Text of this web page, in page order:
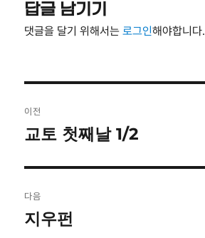
답글 남기기
댓글을 달기 위해서는로그인해야합니다.
탐
이전
이
글:
교토 첫째날 1/2
다음
다
지우펀